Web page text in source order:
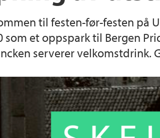
til festen-før-festen på
som et oppspark til Bergen
serverer velkomstdrink.